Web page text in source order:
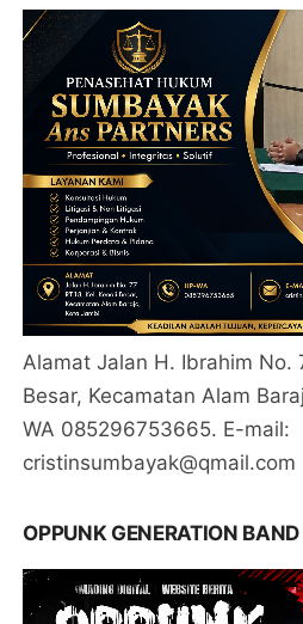
Alamat Jalan H. Ibrahim No.
Besar, Kecamatan Alam
WA 085296753665. E-mail:
cristinsumbayak@qmail.com
OPPUNK GENERATION BAND